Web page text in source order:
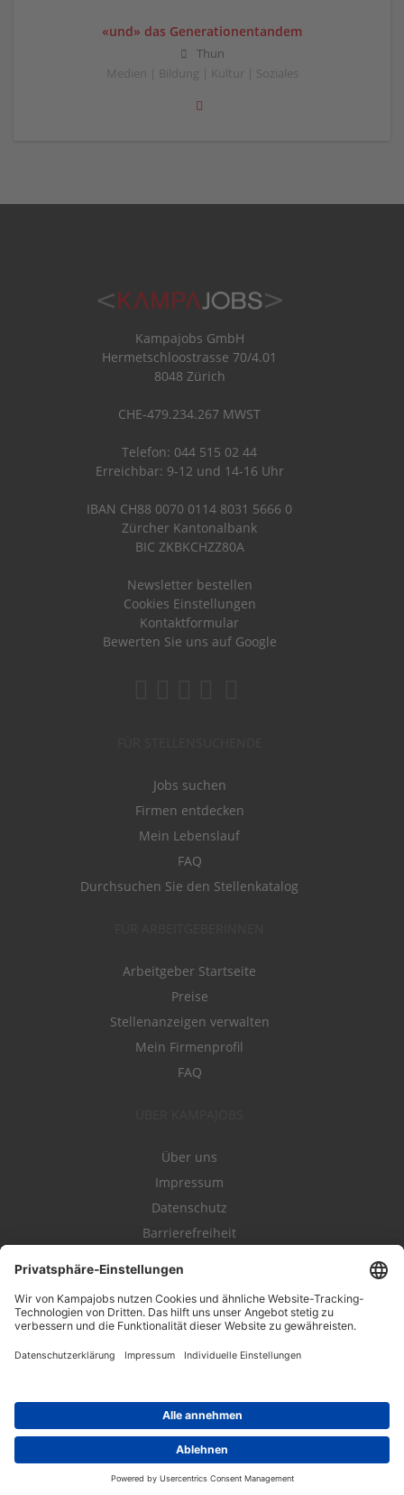
«und» das Generationentandem
Thun
Medien | Bildung | Kultur | Soziales
Kampajobs GmbH
Hermetschloostrasse 70/4.01
8048 Zürich
CHE-479.234.267 MWST
Telefon: 044 515 02 44
Erreichbar: 9-12 und 14-16 Uhr
IBAN CH88 0070 0114 8031 5666 0
Zürcher Kantonalbank
BIC ZKBKCHZZ80A
Newsletter bestellen
Cookies Einstellungen
Kontaktformular
Bewerten Sie uns auf Google
Jobs suchen
Firmen entdecken
Mein Lebenslauf
FAQ
Durchsuchen Sie den Stellenkatalog
Arbeitgeber Startseite
Preise
Stellenanzeigen verwalten
Mein Firmenprofil
FAQ
Über uns
Impressum
Datenschutz
Barrierefreiheit
Kampahire
Kampagnenforum
LeadNow
© 2004-2019 Kampajobs GmbH. Alle Rechte vorbehalten